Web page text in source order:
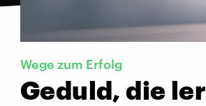
Wege zum Erfolg
Geduld, die